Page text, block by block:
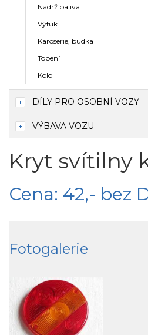
Nádrž paliva
Výfuk
Karoserie, budka
Topení
Kolo
DÍLY PRO OSOBNÍ VOZY
VÝBAVA VOZU
Kryt svítilny
Cena: 42,- bez
Fotogalerie